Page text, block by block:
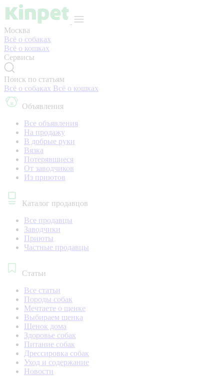
Москва
Всё о собаках
Всё о кошках
Сервисы
Поиск по статьям
Всё о собаках Всё о кошках
Объявления
Все объявления
На продажу
В добрые руки
Вязка
Потерявшиеся
От заводчиков
Из приютов
Каталог продавцов
Все продавцы
Заводчики
Приюты
Частные продавцы
Статьи
Все статьи
Породы собак
Мечтаете о щенке
Выбираем щенка
Щенок дома
Здоровье собак
Питание собак
Дрессировка собак
Уход и содержание
Новости